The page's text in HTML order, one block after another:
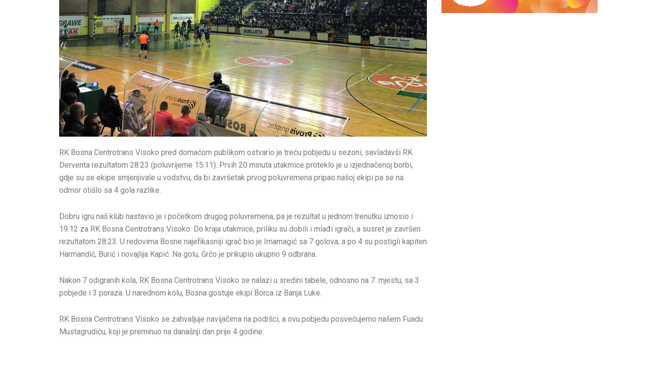
RK Bosna Centrotrans Visoko pred domaćom publikom ostvario je treću pobjedu u sezoni, savladavši RK
Derventa rezultatom 28:23 (poluvrijeme 15:11). Prvih 20 minuta utakmice proteklo je u izjednačenoj borbi,
gdje su se ekipe smjenjivale u vodstvu, da bi završetak prvog poluvremena pripao našoj ekipi pa se na
odmor otišlo sa 4 gola razlike.
Dobru igru naš klub nastavio je i početkom drugog poluvremena, pa je rezultat u jednom trenutku iznosio i
19:12 za RK Bosna Centrotrans Visoko. Do kraja utakmice, priliku su dobili i mlađi igrači, a susret je završen
rezultatom 28:23. U redovima Bosne najefikasniji igrač bio je Imamagić sa 7 golova, a po 4 su postigli kapiten
Harmandić, Burić i novajlija Kapić. Na golu, Grčo je prikupio ukupno 9 odbrana.
Nakon 7 odigranih kola, RK Bosna Centrotrans Visoko se nalazi u sredini tabele, odnosno na 7. mjestu, sa 3
pobjede i 3 poraza. U narednom kolu, Bosna gostuje ekipi Borca iz Banja Luke.
RK Bosna Centrotrans Visoko se zahvaljuje navijačima na podršci, a ovu pobjedu posvećujemo našem Fuadu
Mustagrudiću, koji je preminuo na današnji dan prije 4 godine.